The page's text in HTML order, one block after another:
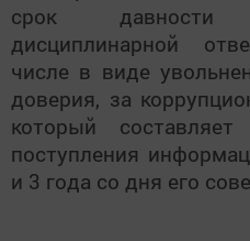
срок
дисциплинарной
числе в виде
доверия, за
который
поступления
и 3 года со дня его